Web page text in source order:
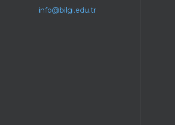
info@bilgi.edu.tr